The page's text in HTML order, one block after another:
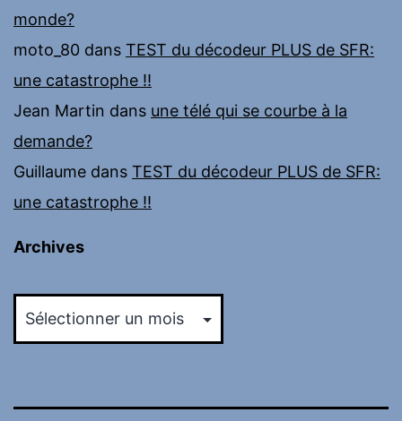
monde?
moto_80 dans TEST du décodeur PLUS de SFR:
une catastrophe !!
Jean Martin dans une télé qui se courbe à la
demande?
Guillaume dans TEST du décodeur PLUS de SFR:
une catastrophe !!
Archives